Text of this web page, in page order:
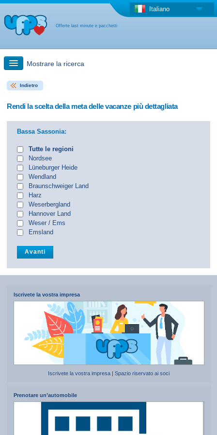
Offerte last minute e pacchetti
Italiano
Mostrare la ricerca
Ricerca rapida
Altro paese
Indietro
Rendi la scelta della meta delle vacanze più dettagliata
Bassa Sassonia:
Tutte le regioni
Nordsee
Lüneburger Heide
Wendland
Braunschweiger Land
Harz
Weserbergland
Hannover Land
Weser / Ems
Emsland
Iscrivete la vostra impresa
Iscrivete la vostra impresa |Spazio riservato ai soci
Prenotare un’automobile